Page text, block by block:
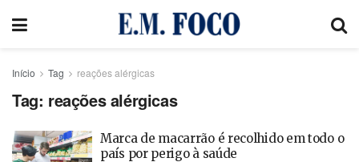
Início Tag reações alérgicas
Tag: reações alérgicas
Marca de macarrão é recolhido em todo o
país por perigo à saúde